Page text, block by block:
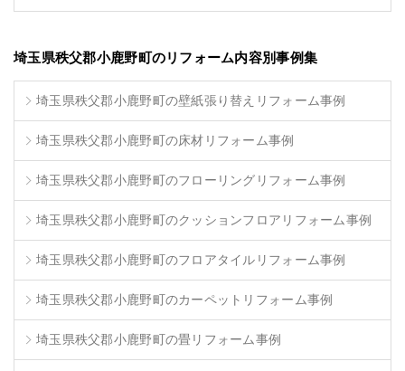
埼玉県秩父郡小鹿野町のリフォーム内容別事例集
埼玉県秩父郡小鹿野町の壁紙張り替えリフォーム事例
埼玉県秩父郡小鹿野町の床材リフォーム事例
埼玉県秩父郡小鹿野町のフローリングリフォーム事例
埼玉県秩父郡小鹿野町のクッションフロアリフォーム事例
埼玉県秩父郡小鹿野町のフロアタイルリフォーム事例
埼玉県秩父郡小鹿野町のカーペットリフォーム事例
埼玉県秩父郡小鹿野町の畳リフォーム事例